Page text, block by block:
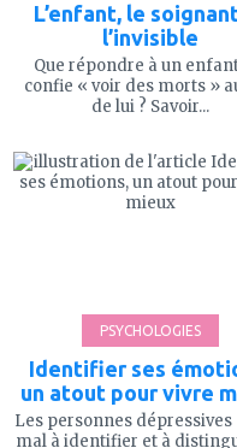
L’enfant, le
l’invisible
Que répondre à un
confie « voir des morts »
de lui ? Savoir...
à
mes
PSYCHOLOGIES
Identifier ses
un atout pour vivre
Les personnes dépressives
mal à identifier et à